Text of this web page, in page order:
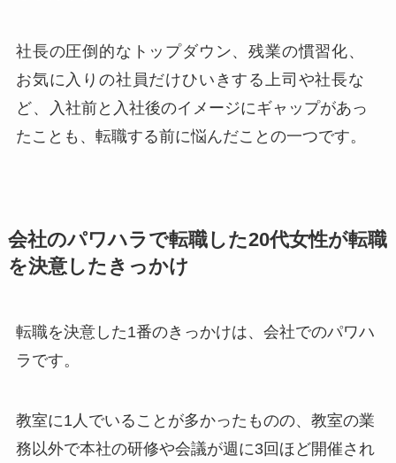
社長の圧倒的なトップダウン、残業の慣習化、
お気に入りの社員だけひいきする上司や社長な
ど、
入社前と入社後のイメージにギャップがあっ
たことも、転職する前に悩んだことの一つです。
会社のパワハラで転職した20代女性が転職
を決意したきっかけ
転職を決意した1番のきっかけは、会社でのパワハ
ラです。
教室に1人でいることが多かったものの、教室の業
務以外で本社の研修や会議が週に3回ほど開催され